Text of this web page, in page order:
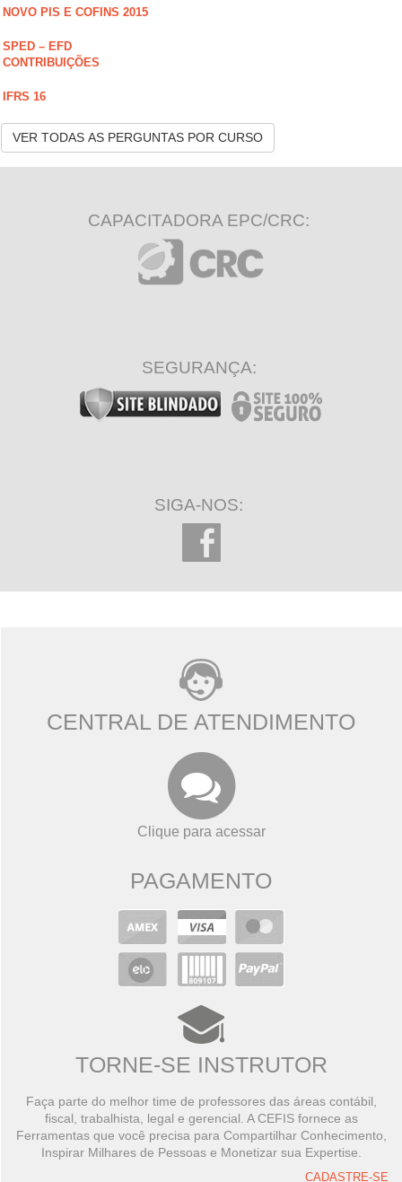
NOVO PIS E COFINS 2015
SPED – EFD
CONTRIBUIÇÕES
IFRS 16
VER TODAS AS PERGUNTAS POR CURSO
CAPACITADORA EPC/CRC:
SEGURANÇA:
SIGA-NOS:
CENTRAL DE ATENDIMENTO
Clique para acessar
PAGAMENTO
TORNE-SE INSTRUTOR
Faça parte do melhor time de professores das áreas contábil,
fiscal, trabalhista, legal e gerencial. A CEFIS fornece as
Ferramentas que você precisa para Compartilhar Conhecimento,
Inspirar Milhares de Pessoas e Monetizar sua Expertise.
CADASTRE-SE